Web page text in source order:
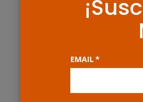
EMAIL *